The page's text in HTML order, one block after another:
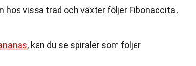
hos vissa träd och växter följer Fibonaccital.
, kan du se spiraler som följer